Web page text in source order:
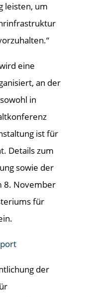
leisten, um
eine
an der
in
ist für
Details zum
sowie der
8. November
für
der